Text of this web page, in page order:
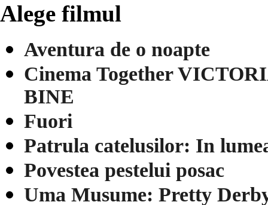
Alege filmul
Aventura de o noapte
Cinema Together
BINE
Fuori
Patrula catelusilor: In
Povestea pestelui posac
Uma Musume: Pretty